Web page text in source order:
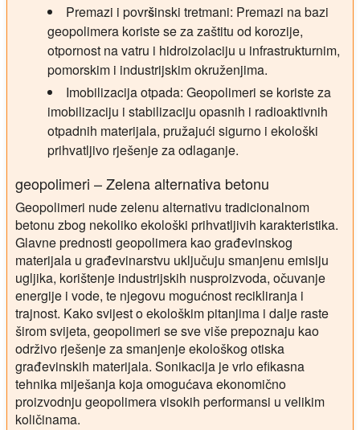
Premazi i površinski tretmani: Premazi na bazi
geopolimera koriste se za zaštitu od korozije,
otpornost na vatru i hidroizolaciju u infrastrukturnim,
pomorskim i industrijskim okruženjima.
Imobilizacija otpada: Geopolimeri se koriste za
imobilizaciju i stabilizaciju opasnih i radioaktivnih
otpadnih materijala, pružajući sigurno i ekološki
prihvatljivo rješenje za odlaganje.
geopolimeri – Zelena alternativa betonu
Geopolimeri nude zelenu alternativu tradicionalnom
betonu zbog nekoliko ekološki prihvatljivih karakteristika.
Glavne prednosti geopolimera kao građevinskog
materijala u građevinarstvu uključuju smanjenu emisiju
ugljika, korištenje industrijskih nusproizvoda, očuvanje
energije i vode, te njegovu mogućnost recikliranja i
trajnost. Kako svijest o ekološkim pitanjima i dalje raste
širom svijeta, geopolimeri se sve više prepoznaju kao
održivo rješenje za smanjenje ekološkog otiska
građevinskih materijala. Sonikacija je vrlo efikasna
tehnika miješanja koja omogućava ekonomično
proizvodnju geopolimera visokih performansi u velikim
količinama.